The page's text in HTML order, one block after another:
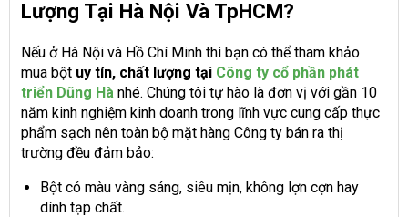
Lượng Tại Hà Nội Và TpHCM?
Nếu ở Hà Nội và Hồ Chí Minh thì bạn có thể tham khảo
mua bột uy tín, chất lượng tại Công ty cổ phần phát
triển Dũng Hà nhé. Chúng tôi tự hào là đơn vị với gần 10
năm kinh nghiệm kinh doanh trong lĩnh vực cung cấp thực
phẩm sạch nên toàn bộ mặt hàng Công ty bán ra thị
trường đều đảm bảo:
Bột có màu vàng sáng, siêu mịn, không lợn cợn hay
dính tạp chất.